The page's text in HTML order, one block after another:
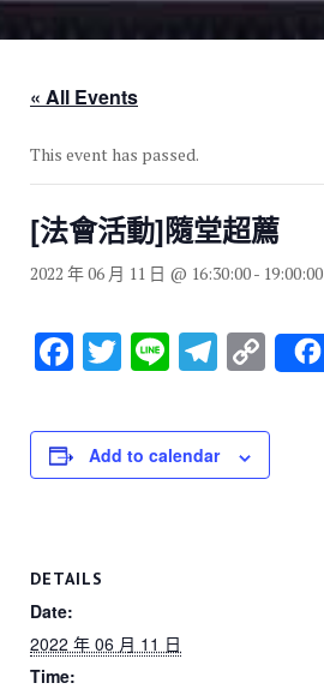
« All Events
This event has passed.
[法會活動]隨堂超薦
2022 年 06 月 11 日 @ 16:30:00- 19:00:00
F
c
e
o
k
T
tt
er
Li
e
T
e
gr
C
o
p
y
Add to calendar
DETAILS
Date:
2022 年 06 月 11 日
Time: